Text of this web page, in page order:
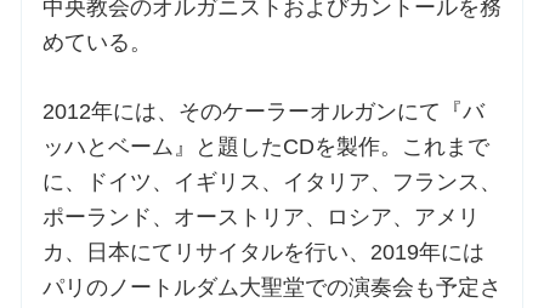
中央教会のオルガニストおよびカントールを務
めている。
2012年には、そのケーラーオルガンにて『バ
ッハとベーム』と題したCDを製作。これまで
に、ドイツ、イギリス、イタリア、フランス、
ポーランド、オーストリア、ロシア、アメリ
カ、日本にてリサイタルを行い、2019年には
パリのノートルダム大聖堂での演奏会も予定さ